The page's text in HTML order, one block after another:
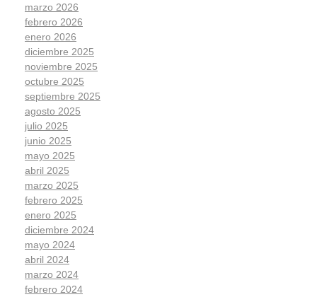
marzo 2026
febrero 2026
enero 2026
diciembre 2025
noviembre 2025
octubre 2025
septiembre 2025
agosto 2025
julio 2025
junio 2025
mayo 2025
abril 2025
marzo 2025
febrero 2025
enero 2025
diciembre 2024
mayo 2024
abril 2024
marzo 2024
febrero 2024